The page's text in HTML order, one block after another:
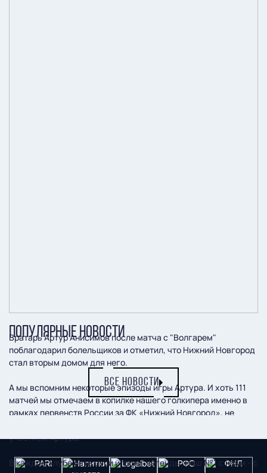
Вратарь Артур Анисимов после матча с "Волгарем"
поблагодарил болельщиков и отметил, что Нижний Новгород
стал вторым домом для него.
А мы вспомним некоторые эпизоды игры Артура. И хоть 111
матчей мы отмечаем в копилке нашего голкипера именно в
рамках первенств России за ФК «Нижний Новгород», не
участием Артура.
В каждом клубе есть свои игроки-легенды. Наш №1 с нами - с
ПОПУЛЯРНЫЕ НОВОСТИ
ВСЕ НОВОСТИ